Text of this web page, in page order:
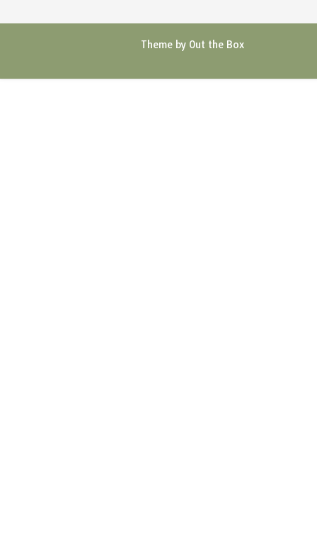
Theme by Out the Box